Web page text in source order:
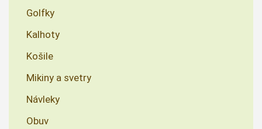
Golfky
Kalhoty
Košile
Mikiny a svetry
Návleky
Obuv